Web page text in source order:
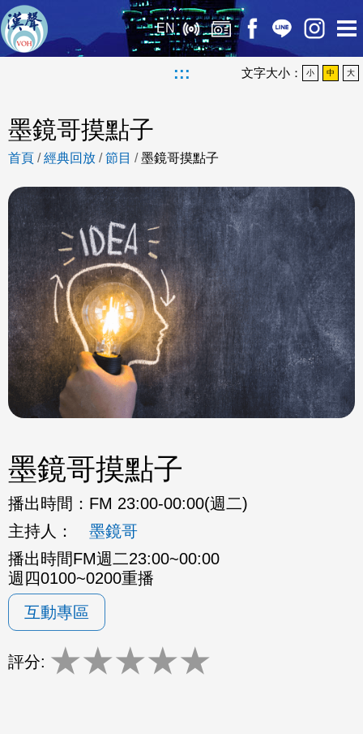
EN
::: 文字大小： 小 中 大
墨鏡哥摸點子
首頁 /經典回放 /節目 /墨鏡哥摸點子
墨鏡哥摸點子
播出時間： FM 23:00-00:00(週二)
主持人：
墨鏡哥
播出時間FM週二23:00~00:00
週四0100~0200重播
互動專區
評分: ★★★★★